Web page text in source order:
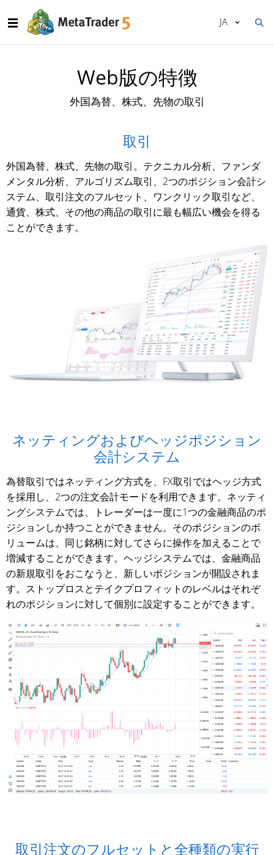
JA
Web版の特徴
外国為替、株式、先物の取引
取引
外国為替、株式、先物の取引。テクニカル分析、ファンダ
メンタル分析、アルゴリズム取引、2つのポジション会計シ
ステム、取引注文のフルセット、ワンクリック取引など、
通貨、株式、その他の商品の取引に最も幅広い機会を得る
ことができます。
ネッティングおよびヘッジポジション
会計システム
為替取引ではネッティング方式を、FX取引ではヘッジ方式
を採用し、2つの注文会計モードを利用できます。ネッティ
ングシステムでは、トレーダーは一度に1つの金融商品のポ
ジションしか持つことができません。そのポジションのボ
リュームは、同じ銘柄に対してさらに操作を加えることで
増減することができます。ヘッジシステムでは、金融商品
の新規取引をおこなうと、新しいポジションが開設されま
す。ストップロスとテイクプロフィットのレベルはそれぞ
れのポジションに対して個別に設定することができます。
取引注文のフルセットと全種類の実行